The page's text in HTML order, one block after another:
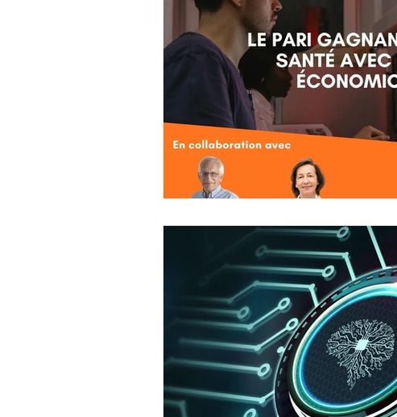
Informations Témoignages
Ressources adhérents Village Showroom
Insuffisance cardiaque Evénement adhérent
Efficience médicale & orga Insuffisance
Ecosystème de santé